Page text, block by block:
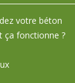
votre béton
ça fonctionne ?